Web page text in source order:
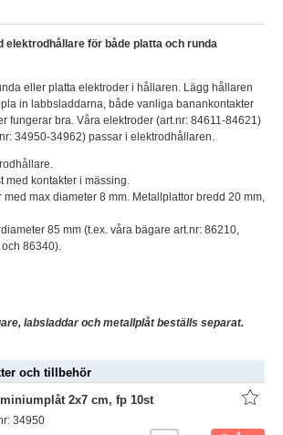
elektrodhållare för både platta och runda
eller platta elektroder i hållaren. Lägg hållaren
in labbsladdarna, både vanliga banankontakter
fungerar bra. Våra elektroder (art.nr: 84611-84621)
34950-34962) passar i elektrodhållaren.
med kontakter i mässing.
med max diameter 8 mm. Metallplattor bredd 20 mm,
85 mm (t.ex. våra bägare art.nr: 86210,
86340).
labsladdar och metallplåt beställs separat.
och tillbehör
2x7 cm, fp 10st
34950